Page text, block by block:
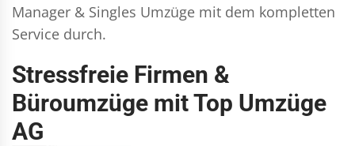
Manager & Singles Umzüge mit dem kompletten
Service durch.
Stressfreie Firmen &
Büroumzüge mit Top Umzüge
AG